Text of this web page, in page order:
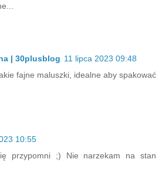
| 30plusblog 11 lipca 2023 09:48
fajne maluszki, idealne aby spakować
10:55
przypomni ;) Nie narzekam na stan